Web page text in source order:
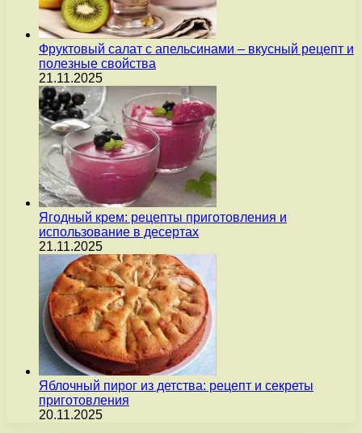
Фруктовый салат с апельсинами – вкусный рецепт и
полезные свойства
21.11.2025
Ягодный крем: рецепты приготовления и
использование в десертах
21.11.2025
Яблочный пирог из детства: рецепт и секреты
приготовления
20.11.2025